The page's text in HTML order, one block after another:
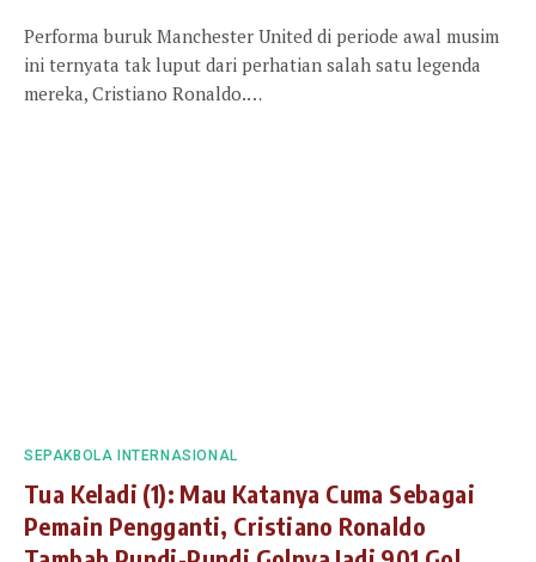
Performa buruk Manchester United di periode awal musim
ini ternyata tak luput dari perhatian salah satu legenda
mereka, Cristiano Ronaldo.…
SEPAKBOLA INTERNASIONAL
Tua Keladi (1): Mau Katanya Cuma Sebagai
Pemain Pengganti, Cristiano Ronaldo